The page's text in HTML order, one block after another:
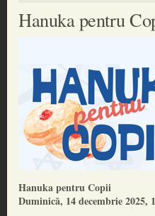
Hanuka pentru
Hanuka pentru Copii
Duminică, 14 decembrie 2025,